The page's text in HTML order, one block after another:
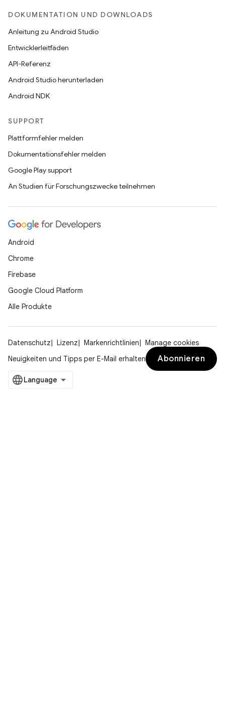
DOKUMENTATION UND DOWNLOADS
Anleitung zu Android Studio
Entwicklerleitfäden
API-Referenz
Android Studio herunterladen
Android NDK
SUPPORT
Plattformfehler melden
Dokumentationsfehler melden
Google Play support
An Studien für Forschungszwecke teilnehmen
Android
Chrome
Firebase
Google Cloud Platform
Alle Produkte
Datenschutz Lizenz Markenrichtlinien
Manage cookies
Neuigkeiten und Tipps per E-Mail erhalten
Abonnieren